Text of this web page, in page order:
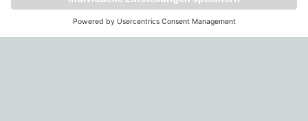
Plakate drucken
Prospekte drucken